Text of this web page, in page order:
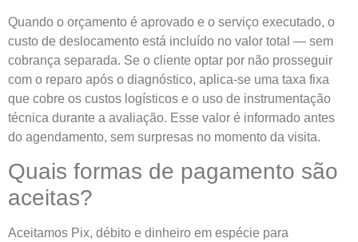
Quando o orçamento é aprovado e o serviço executado, o
custo de deslocamento está incluído no valor total — sem
cobrança separada. Se o cliente optar por não prosseguir
com o reparo após o diagnóstico, aplica-se uma taxa fixa
que cobre os custos logísticos e o uso de instrumentação
técnica durante a avaliação. Esse valor é informado antes
do agendamento, sem surpresas no momento da visita.
Quais formas de pagamento são
aceitas?
Aceitamos Pix, débito e dinheiro em espécie para